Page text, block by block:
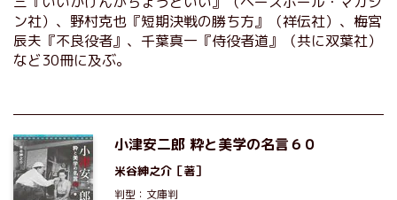
ン社）、野村克也『短期決戦の勝ち方』（祥伝社）、梅宮
辰夫『不良役者』、千葉真一『侍役者道』（共に双葉社）
など30冊に及ぶ。
小津安二郎 粋と美学の名言６０
米谷紳之介 ［著］
判型：文庫判